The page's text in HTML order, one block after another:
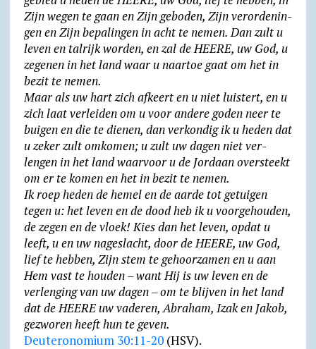
Zijn wegen te gaan en Zijn geboden, Zijn veror­de­nin­
gen en Zijn bepa­lin­gen in acht te nemen. Dan zult u
leven en talrijk worden, en zal de HEERE, uw God, u
zegenen in het land waar u naartoe gaat om het in
bezit te nemen.
Maar als uw hart zich afkeert en u niet luistert, en u
zich laat verleiden om u voor andere goden neer te
buigen en die te dienen, dan verkondig ik u heden dat
u zeker zult omkomen; u zult uw dagen niet ver­
lengen in het land waarvoor u de Jordaan oversteekt
om er te komen en het in bezit te nemen.
Ik roep heden de hemel en de aarde tot getuigen
tegen u: het leven en de dood heb ik u voorgehouden,
de zegen en de vloek! Kies dan het leven, opdat u
leeft, u en uw nageslacht, door de HEERE, uw God,
lief te hebben, Zijn stem te gehoor­zamen en u aan
Hem vast te houden – want Hij is uw leven en de
verlenging van uw dagen – om te blijven in het land
dat de HEERE uw vaderen, Abraham, Izak en Jakob,
gezworen heeft hun te geven.
Deuteronomium 30:11-20(HSV).